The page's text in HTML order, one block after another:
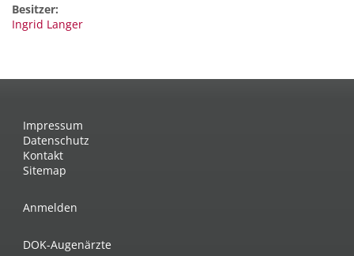
Besitzer:
Ingrid Langer
Impressum
Datenschutz
Kontakt
Sitemap
Anmelden
DOK-Augenärzte